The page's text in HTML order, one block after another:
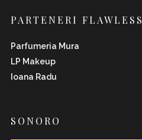
PARTENERI FLAWLESS
Parfumeria Mura
LP Makeup
Ioana Radu
SONORO